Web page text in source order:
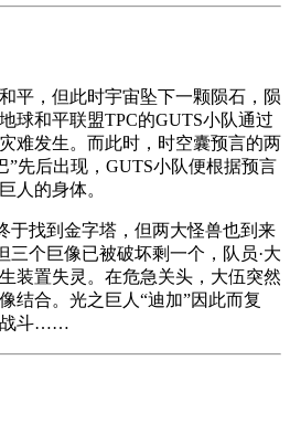
平，但此时宇宙坠下一颗陨石，陨
球和平联盟TPC的GUTS小队通过
难发生。而此时，时空囊预言的两
”先后出现，GUTS小队便根据预言
人的身体。
于找到金字塔，但两大怪兽也到来
三个巨像已被破坏剩一个，队员·大
装置失灵。在危急关头，大伍突然
结合。光之巨人“迪加”因此而复
战斗……